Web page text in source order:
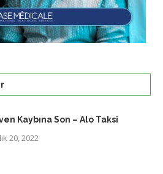
Kaybına Son – Alo Taksi
20, 2022